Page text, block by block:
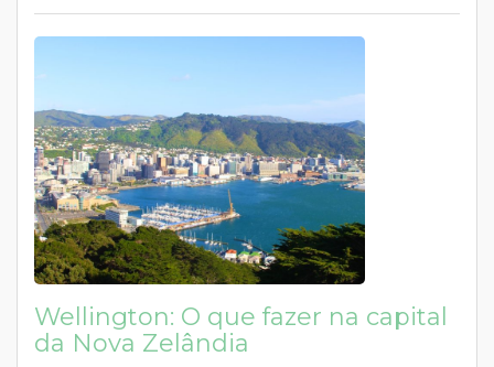
Wellington: O que fazer na capital
da Nova Zelândia